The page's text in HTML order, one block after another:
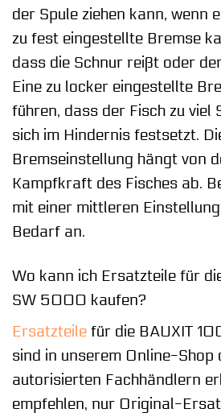
der Spule ziehen kann, wenn
zu fest eingestellte Bremse
dass die Schnur reißt oder
Eine zu locker eingestellte
führen, dass der Fisch zu viel
sich im Hindernis festsetzt.
Bremseinstellung hängt von
Kampfkraft des Fisches ab.
mit einer mittleren
Bedarf an.
Wo kann ich Ersatzteile für
SW 5000 kaufen?
Ersatzteile für die BAUXIT
sind in unserem Online-Shop
autorisierten Fachhändlern
empfehlen, nur Original-